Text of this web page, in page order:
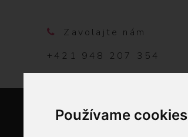
Používame cookies
Zavolajte nám
+421 948 207 354